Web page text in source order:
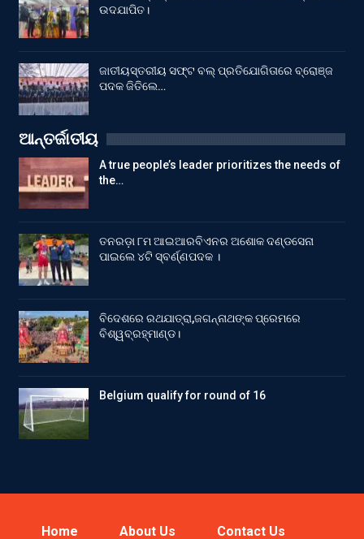
ଉଦଯାପିତ।
ଜାତୀୟସ୍ତରୀୟ ସଫ୍ଟ ବଲ୍ ପ୍ରତିଯୋଗିତାରେ ବ୍ରୋଞ୍ଜ
ପଦକ ଜିତିଲେ…
ଆନ୍ତର୍ଜାତୀୟ
A true people’s leader prioritizes the needs of
the…
ତନରଡ଼ା ୮ମ ଆଇଆରବିଏନର ଅଶୋକ ଦଣ୍ଡସେନା
ପାଇଲେ ୪ଟି ସ୍ବର୍ଣ୍ଣପଦକ ।
ବିଦେଶରେ ରଥଯାତ୍ରା,ଜଗନ୍ନାଥଙ୍କ ପ୍ରେମରେ
ବିଶ୍ୱବ୍ରହ୍ମାଣ୍ଡ।
Belgium qualify for round of 16
Home About Us Contact Us